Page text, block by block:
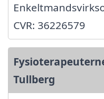
CVR: 36226579
Tullberg